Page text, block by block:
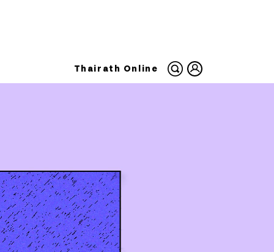
Thairath Online